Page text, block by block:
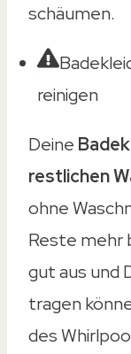
schäumen.
reinigen
Deine
restlichen
ohne
Reste mehr
gut aus und
tragen
des